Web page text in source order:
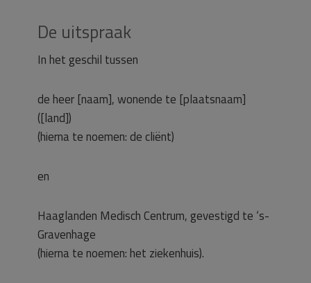
De uitspraak
In het geschil tussen
de heer [naam], wonende te [plaatsnaam]
([land])
(hierna te noemen: de cliënt)
en
Haaglanden Medisch Centrum, gevestigd te ‘s-
Gravenhage
(hierna te noemen: het ziekenhuis).